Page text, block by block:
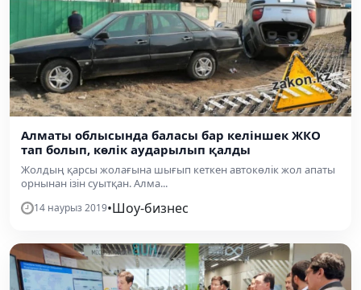
Алматы облысында баласы бар келіншек ЖКО
тап болып, көлік аударылып қалды
Жолдың қарсы жолағына шығып кеткен автокөлік жол апаты
орнынан ізін суытқан. Алма...
14 наурыз 2019•Шоу-бизнес